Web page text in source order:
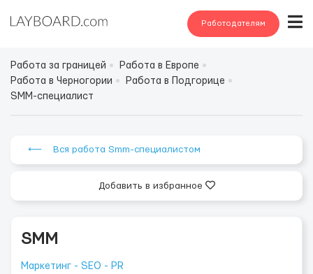
Работодателям
Работа за границей
Работа в Европе
Работа в Черногории
Работа в Подгорице
SMM-специалист
⟵ Вся работа Smm-специалистом
Добавить в избранное
SMM
Маркетинг - SEO - PR